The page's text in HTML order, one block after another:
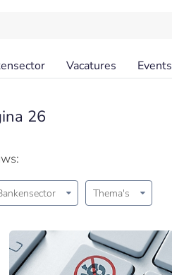
Vacatures Events
26
Thema's